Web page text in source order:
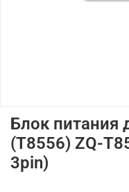
Блок питания
(T8556) ZQ-
3pin)